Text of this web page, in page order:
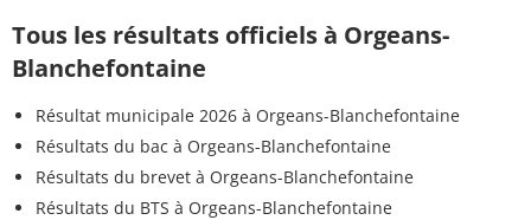
Tous les résultats officiels à Orgeans-
Blanchefontaine
Résultat municipale 2026 à Orgeans-Blanchefontaine
Résultats du bac à Orgeans-Blanchefontaine
Résultats du brevet à Orgeans-Blanchefontaine
Résultats du BTS à Orgeans-Blanchefontaine